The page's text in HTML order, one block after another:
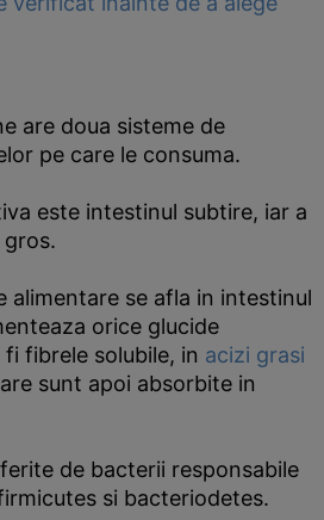
are doua sisteme de
pe care le consuma.
este intestinul subtire, iar a
alimentare se afla in intestinul
orice glucide
fibrele solubile, in acizi grasi
sunt apoi absorbite in
de bacterii responsabile
si bacteriodetes.